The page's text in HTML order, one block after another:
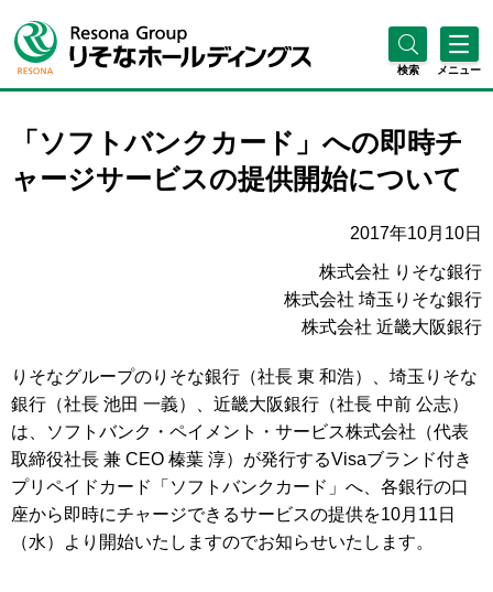
検索 メニュー
「ソフトバンクカード」への即時チ
ャージサービスの提供開始について
2017年10月10日
株式会社 りそな銀行
株式会社 埼玉りそな銀行
株式会社 近畿大阪銀行
りそなグループのりそな銀行（社長 東 和浩）、埼玉りそな
銀行（社長 池田 一義）、近畿大阪銀行（社長 中前 公志）
は、ソフトバンク・ペイメント・サービス株式会社（代表
取締役社長 兼 CEO 榛葉 淳）が発行するVisaブランド付き
プリペイドカード「ソフトバンクカード」へ、各銀行の口
座から即時にチャージできるサービスの提供を10月11日
（水）より開始いたしますのでお知らせいたします。